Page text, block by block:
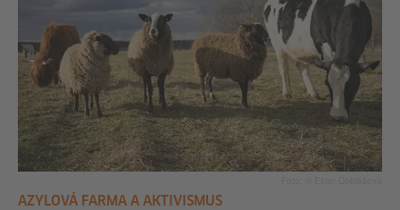
AZYLOVÁ FARMA A AKTIVISMUS